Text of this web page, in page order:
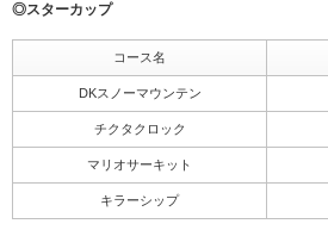
◎スターカップ
コース名
DKスノーマウンテン
チクタクロック
マリオサーキット
キラーシップ